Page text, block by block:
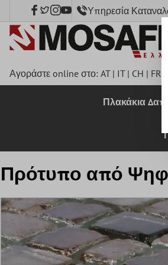
περιεχόμενο Υπηρεσία
Αγοράστε online στο: AT| IT| CH | FR
Πλακάκια
Πρότυπο από